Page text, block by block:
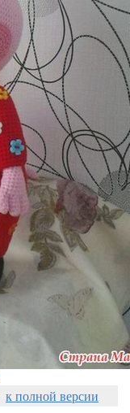
к полной версии